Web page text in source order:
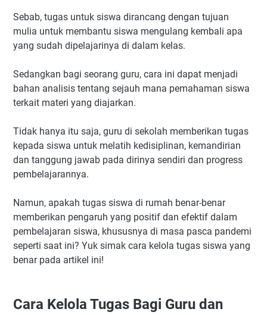
Sebab, tugas untuk siswa dirancang dengan tujuan
mulia untuk membantu siswa mengulang kembali apa
yang sudah dipelajarinya di dalam kelas.
Sedangkan bagi seorang guru, cara ini dapat menjadi
bahan analisis tentang sejauh mana pemahaman siswa
terkait materi yang diajarkan.
Tidak hanya itu saja, guru di sekolah memberikan tugas
kepada siswa untuk melatih kedisiplinan, kemandirian
dan tanggung jawab pada dirinya sendiri dan progress
pembelajarannya.
Namun, apakah tugas siswa di rumah benar-benar
memberikan pengaruh yang positif dan efektif dalam
pembelajaran siswa, khususnya di masa pasca pandemi
seperti saat ini? Yuk simak cara kelola tugas siswa yang
benar pada artikel ini!
Cara Kelola Tugas Bagi Guru dan